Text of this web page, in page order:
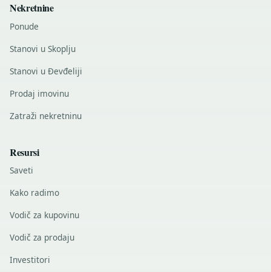
Nekretnine
Ponude
Stanovi u Skoplju
Stanovi u Đevđeliji
Prodaj imovinu
Zatraži nekretninu
Resursi
Saveti
Kako radimo
Vodič za kupovinu
Vodič za prodaju
Investitori